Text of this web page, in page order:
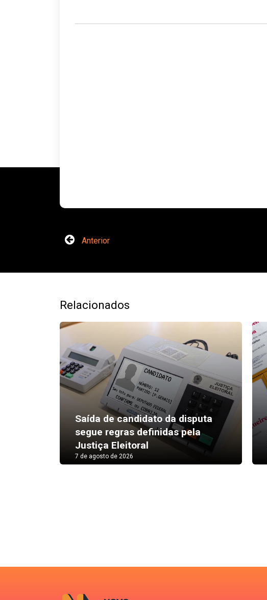
Anterior
Relacionados
Saída de candidato da disputa
segue regras definidas pela
Justiça Eleitoral
7 de agosto de 2026